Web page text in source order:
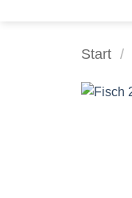
Start /